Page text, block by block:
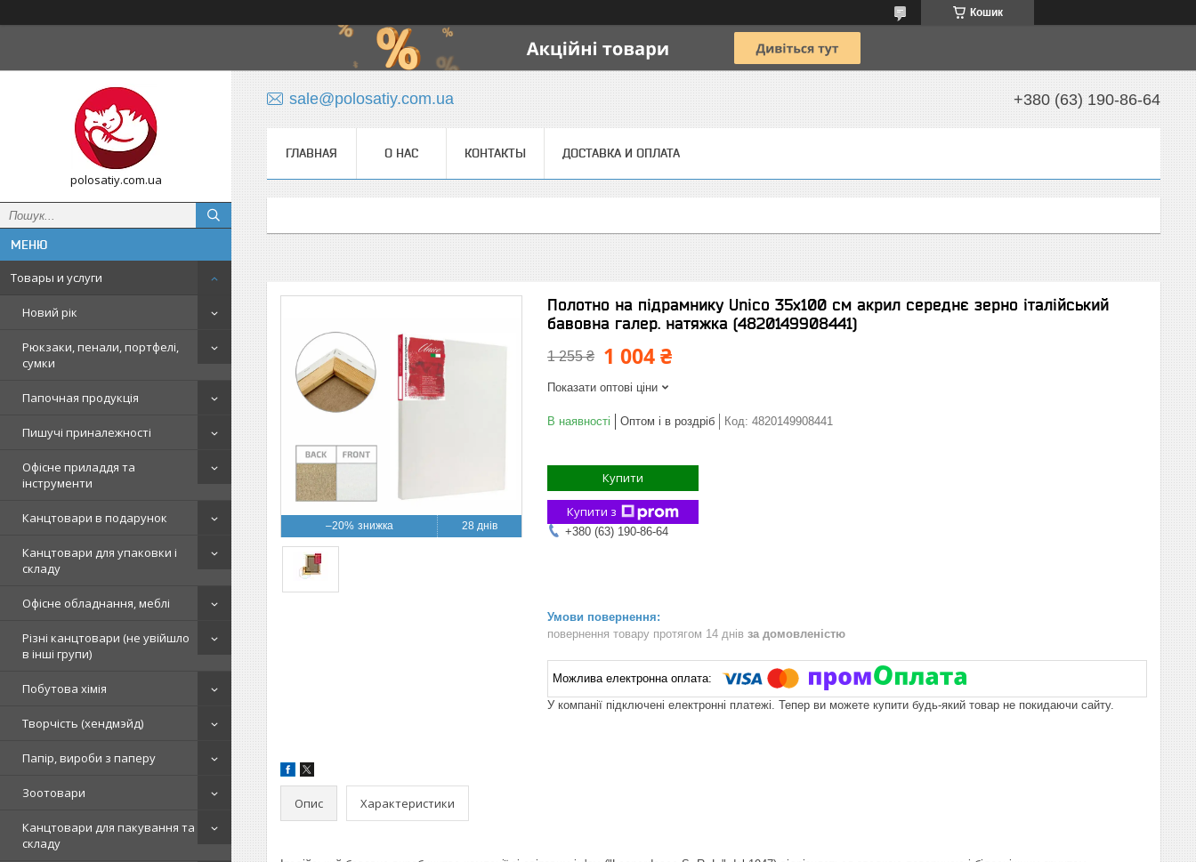
Кошик
polosatiy.com.ua
Товары и услуги
Новий рік
Рюкзаки, пенали, портфелі,
сумки
Папочная продукція
Пишучі приналежності
Офісне приладдя та
інструменти
Канцтовари в подарунок
Канцтовари для упаковки і
складу
Офісне обладнання, меблі
Різні канцтовари (не увійшло
в інші групи)
Побутова хімія
Творчість (хендмэйд)
Папір, вироби з паперу
Зоотовари
Канцтовари для пакування та
складу
sale@polosatiy.com.ua +380 (63) 190-86-64
ГЛАВНАЯ О НАС КОНТАКТЫ ДОСТАВКА И ОПЛАТА
–20% 28 днів
Полотно на підрамнику Unico 35x100 см акрил середнє зерно італійський
бавовна галер. натяжка (4820149908441)
1 255 ₴ 1 004 ₴
Показати оптові ціни
В наявності Оптом і в роздріб Код: 4820149908441
Купити
Купити з
+380 (63) 190-86-64
повернення товару протягом 14 днів за домовленістю
У компанії підключені електронні платежі. Тепер ви можете купити будь-який товар не покидаючи сайту.
Опис Характеристики